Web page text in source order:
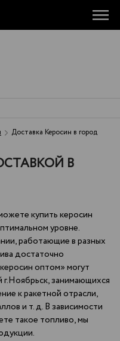
Доставка Керосин в город
В
купить керосин
уровне.
работающие в разных
достаточно
оптом» могут
г.Ноябрьск, занимающихся
к ракетной отрасли,
и т. д. В зависимости
такое топливо, мы